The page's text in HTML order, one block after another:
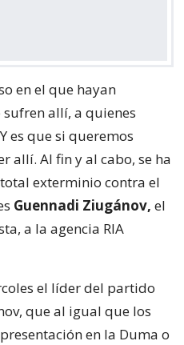
en el que hayan
allí, a quienes
es que si queremos
allí. Al fin y al cabo, se ha
exterminio contra el
Guennadi Ziugánov, el
a la agencia RIA
el líder del partido
que al igual que los
en la Duma o